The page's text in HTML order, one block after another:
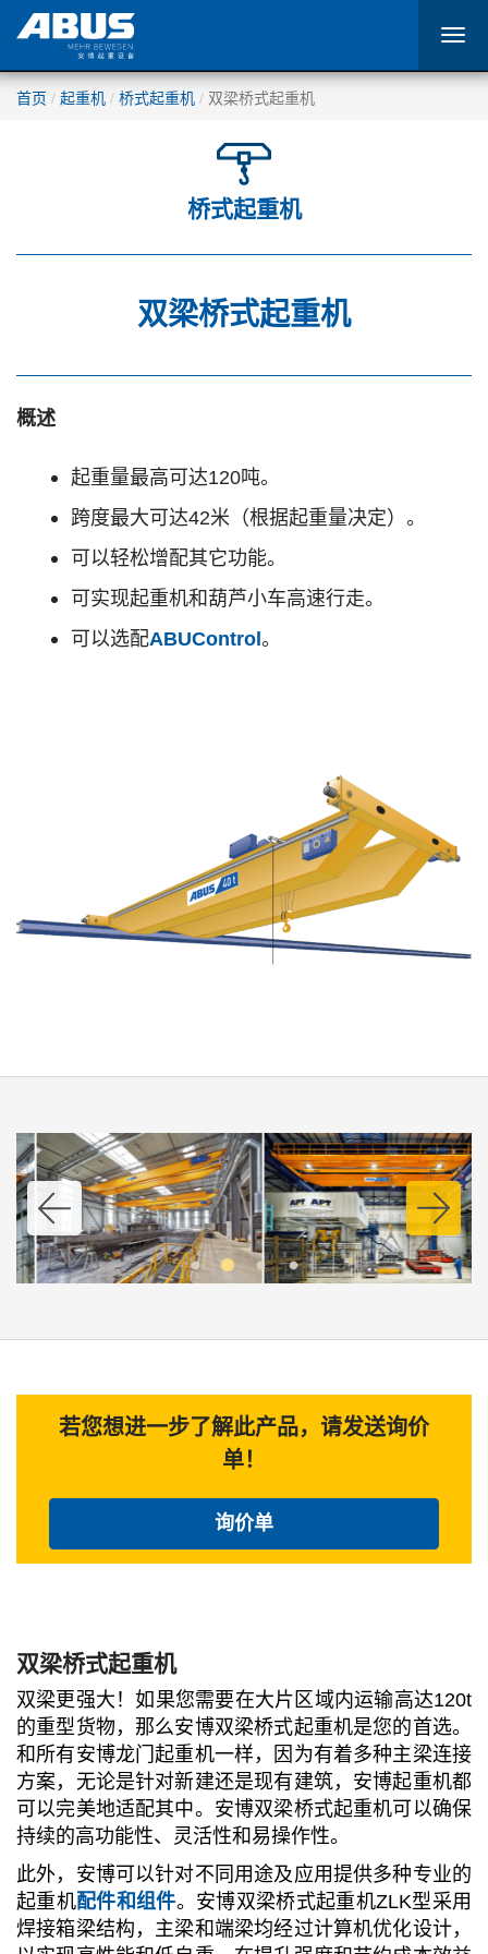
首页 起重机 桥式起重机 双梁桥式起重机
桥式起重机
双梁桥式起重机
概述
起重量最高可达120吨。
跨度最大可达42米（根据起重量决定）。
可以轻松增配其它功能。
可实现起重机和葫芦小车高速行走。
可以选配ABUControl 。
若您想进一步了解此产品，请发送询价
单！
询价单
双梁桥式起重机
双梁更强大！如果您需要在大片区域内运输高达120t
的重型货物，那么安博双梁桥式起重机是您的首选。
和所有安博龙门起重机一样，因为有着多种主梁连接
方案，无论是针对新建还是现有建筑，安博起重机都
可以完美地适配其中。安博双梁桥式起重机可以确保
持续的高功能性、灵活性和易操作性。
此外，安博可以针对不同用途及应用提供多种专业的
起重机配件和组件。安博双梁桥式起重机ZLK型采用
焊接箱梁结构，主梁和端梁均经过计算机优化设计，